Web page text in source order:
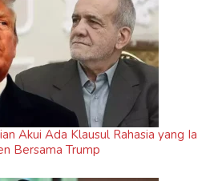
Akui Ada Klausul Rahasia yang Ia
Bersama Trump